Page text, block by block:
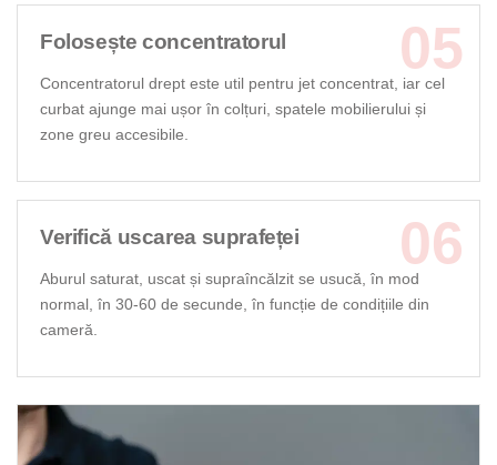
Folosește concentratorul
Concentratorul drept este util pentru jet concentrat, iar cel
curbat ajunge mai ușor în colțuri, spatele mobilierului și
zone greu accesibile.
Verifică uscarea suprafeței
Aburul saturat, uscat și supraîncălzit se usucă, în mod
normal, în 30-60 de secunde, în funcție de condițiile din
cameră.